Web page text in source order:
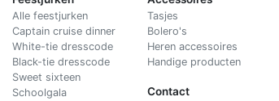
Alle feestjurken
Captain cruise dinner
White-tie dresscode
Black-tie dresscode
Sweet sixteen
Schoolgala
Tasjes
Bolero's
Heren accessoires
Handige producten
Contact